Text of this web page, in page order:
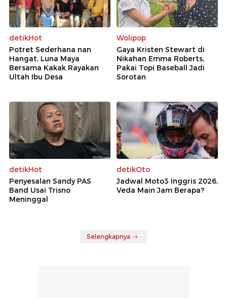
detikHot
Potret Sederhana nan
Hangat, Luna Maya
Bersama Kakak Rayakan
Ultah Ibu Desa
Wolipop
Gaya Kristen Stewart di
Nikahan Emma Roberts,
Pakai Topi Baseball Jadi
Sorotan
detikHot
Penyesalan Sandy PAS
Band Usai Trisno
Meninggal
detikOto
Jadwal Moto3 Inggris 2026,
Veda Main Jam Berapa?
Selengkapnya